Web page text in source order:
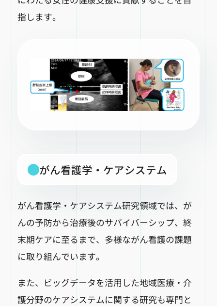
指します。
がん看護学・ケアシステム
がん看護学・ケアシステム研究領域では、が
んの予防から治療後のサバイバーシップ、終
末期ケアに至るまで、多様ながん看護の課題
に取り組んでいます。
また、ビッグデータを活用した地域医療・介
護分野のケアシステムに関する研究も専門と